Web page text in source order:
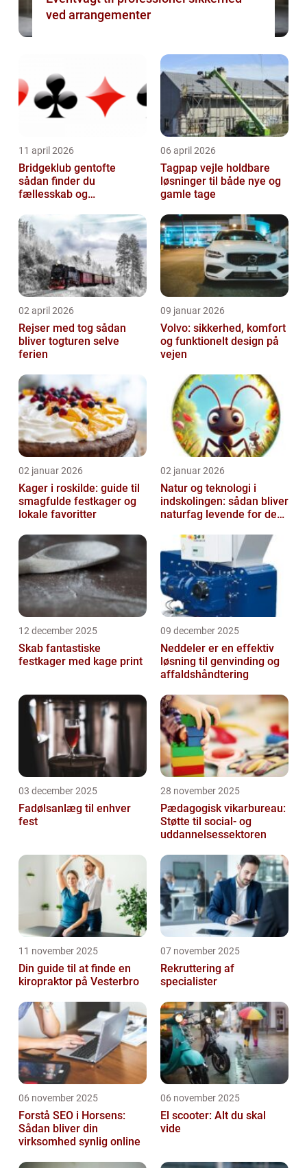
ved arrangementer
11 april 2026
Bridgeklub gentofte
sådan finder du
fællesskab og
06 april 2026
Tagpap vejle holdbare
løsninger til både nye og
gamle tage
02 april 2026
Rejser med tog sådan
bliver togturen selve
ferien
09 januar 2026
Volvo: sikkerhed, komfort
og funktionelt design på
vejen
02 januar 2026
Kager i roskilde: guide til
smagfulde festkager og
lokale favoritter
02 januar 2026
Natur og teknologi i
indskolingen: sådan bliver
naturfag levende for de
12 december 2025
Skab fantastiske
festkager med kage print
09 december 2025
Neddeler er en effektiv
løsning til genvinding og
affaldshåndtering
03 december 2025
Fadølsanlæg til enhver
fest
28 november 2025
Pædagogisk vikarbureau:
Støtte til social- og
uddannelsessektoren
11 november 2025
Din guide til at finde en
kiropraktor på Vesterbro
07 november 2025
Rekruttering af
specialister
06 november 2025
Forstå SEO i Horsens:
Sådan bliver din
virksomhed synlig online
06 november 2025
El scooter: Alt du skal
vide